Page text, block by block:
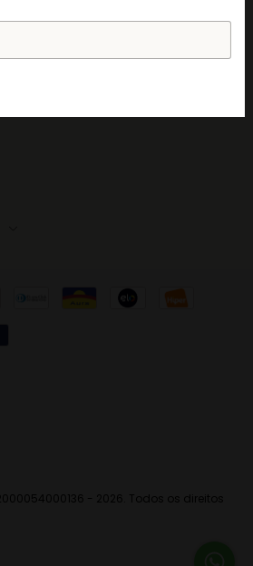
- 2026. Todos os direitos